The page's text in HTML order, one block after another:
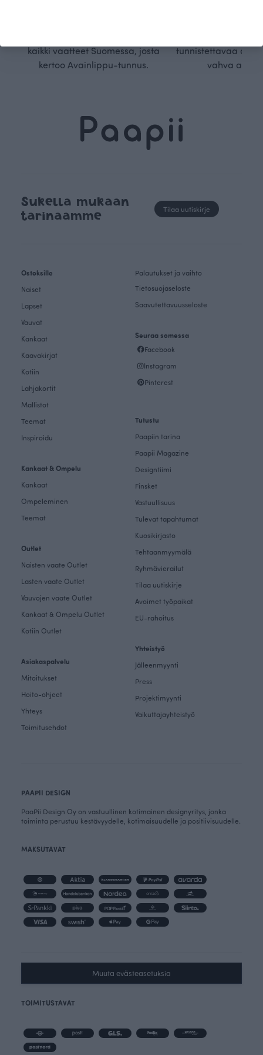
kaikki vaatteet Suomessa, josta
kertoo Avainlippu-tunnus.
tunnistettavaa
vahva
Sukella mukaan
tarinaamme
Tilaa uutiskirje
Ostoksille
Naiset
Lapset
Vauvat
Kankaat
Kaavakirjat
Kotiin
Lahjakortit
Mallistot
Teemat
Inspiroidu
Kankaat & Ompelu
Kankaat
Ompeleminen
Teemat
Outlet
Naisten vaate Outlet
Lasten vaate Outlet
Vauvojen vaate Outlet
Kankaat & Ompelu Outlet
Kotiin Outlet
Asiakaspalvelu
Mitoitukset
Hoito-ohjeet
Yhteys
Toimitusehdot
Palautukset ja vaihto
Tietosuojaseloste
Saavutettavuusseloste
Seuraa somessa
Facebook
Instagram
Pinterest
Tutustu
Paapiin tarina
Paapii Magazine
Designtiimi
Finsket
Vastuullisuus
Tulevat tapahtumat
Kuosikirjasto
Tehtaanmyymälä
Ryhmävierailut
Tilaa uutiskirje
Avoimet työpaikat
EU-rahoitus
Yhteistyö
Jälleenmyynti
Press
Projektimyynti
Vaikuttajayhteistyö
PAAPII DESIGN
PaaPii Design Oy on vastuullinen kotimainen designyritys, jonka
toiminta perustuu kestävyydelle, kotimaisuudelle ja positiivisuudelle.
MAKSUTAVAT
Muuta evästeasetuksia
TOIMITUSTAVAT